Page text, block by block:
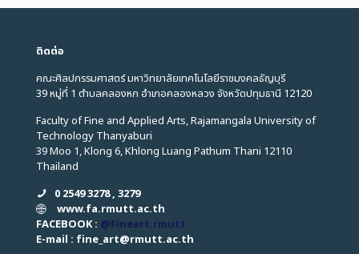
ติดต่อ
คณะศิลปกรรมศาสตร์ มหาวิทยาลัยเทคโนโลยีราชมงคลธัญบุรี
39 หมู่ที่ 1 ตำบลคลองหก อำเภอคลองหลวง จังหวัดปทุมธานี 12120
Faculty of Fine and Applied Arts, Rajamangala University of
Technology Thanyaburi
39 Moo 1, Klong 6, Khlong Luang Pathum Thani 12110
Thailand
0 2549 3278 , 3279
www.fa.rmutt.ac.th
FACEBOOK : @Fineart.rmutt
E-mail : fine_art@rmutt.ac.th